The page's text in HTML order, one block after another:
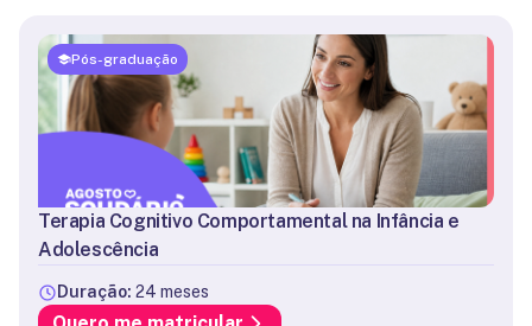
Pós-graduação
Terapia Cognitivo Comportamental na Infância e
Adolescência
Duração: 24 meses